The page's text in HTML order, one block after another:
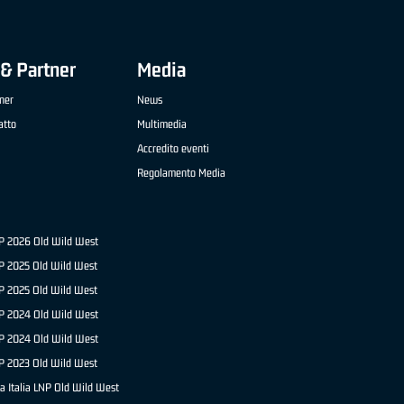
Partner Media
News
Multimedia
Accredito eventi
Regolamento Media
2026 Old Wild West
2025 Old Wild West
2025 Old Wild West
2024 Old Wild West
2024 Old Wild West
2023 Old Wild West
Italia LNP Old Wild West